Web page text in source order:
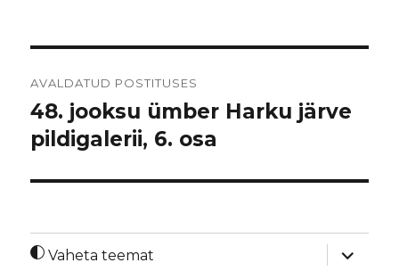
AVALDATUD POSTITUSES
48. jooksu ümber Harku järve
pildigalerii, 6. osa
Vaheta teemat
laienda